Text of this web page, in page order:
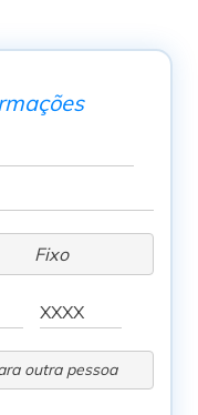
Fixo
outra pessoa